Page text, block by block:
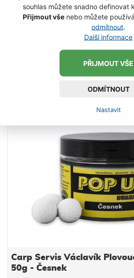
souhlas můžete snadno definovat
Přijmout vše nebo můžete
odmítnout.
Další informace
PŘIJMOUT VŠE
ODMÍTNOUT
Nastavit
Ručně sbíraný tygří ořech, který
škrob. Jedná se o oblíbenou
selektuje velké kapry, velké
vhodná je do revírů, kde se
raků nebo hlaváčů. Příchuť:
VLOŽIT DO
Carp Servis Václavík
50g - Česnek